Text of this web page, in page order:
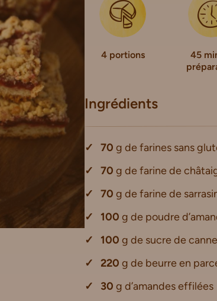
4 portions
45
Ingrédients
70 g de farines sans
70 g de farine de
70 g de farine de
100 g de poudre
100 g de sucre de
220 g de beurre en
30 g d’amandes effilées